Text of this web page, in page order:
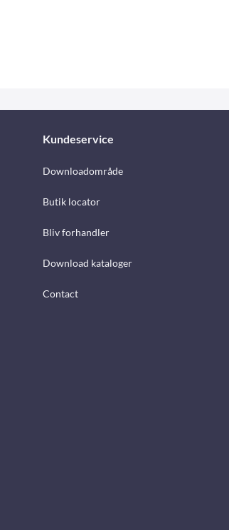
Kundeservice
Downloadområde
Butik locator
Bliv forhandler
Download kataloger
Contact